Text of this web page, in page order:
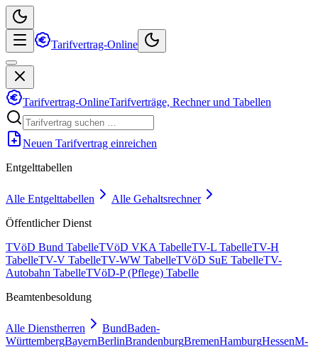
Tarifvertrag-Online
Tarifvertrag-OnlineTarifverträge, Rechner und Tabellen
Neuen Tarifvertrag einreichen
Entgelttabellen
Alle Entgelttabellen
Alle Gehaltsrechner
Öffentlicher Dienst
TVöD Bund TabelleTVöD VKA TabelleTV-L TabelleTV-H
TabelleTV-V TabelleTV-WW TabelleTVöD SuE TabelleTV-
Autobahn TabelleTVöD-P (Pflege) Tabelle
Beamtenbesoldung
Alle Dienstherren BundBaden-
WürttembergBayernBerlinBrandenburgBremenHamburgHessenM-